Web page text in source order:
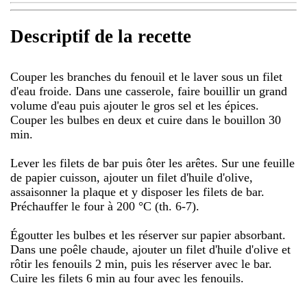
Descriptif de la recette
Couper les branches du fenouil et le laver sous un filet
d'eau froide. Dans une casserole, faire bouillir un grand
volume d'eau puis ajouter le gros sel et les épices.
Couper les bulbes en deux et cuire dans le bouillon 30
min.
Lever les filets de bar puis ôter les arêtes. Sur une feuille
de papier cuisson, ajouter un filet d'huile d'olive,
assaisonner la plaque et y disposer les filets de bar.
Préchauffer le four à 200 °C (th. 6-7).
Égoutter les bulbes et les réserver sur papier absorbant.
Dans une poêle chaude, ajouter un filet d'huile d'olive et
rôtir les fenouils 2 min, puis les réserver avec le bar.
Cuire les filets 6 min au four avec les fenouils.